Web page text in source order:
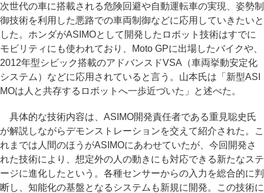
次世代の車に搭載される危険回避や自動運転車の実現、姿勢制
御技術を利用した悪路での車両制御などに応用していきたいと
した。ホンダがASIMOとして開発したロボット技術はすでに
モビリティにも使われており、Moto GPに出場したバイクや、
2012年型シビック搭載のアドバンスドVSA（車両挙動安定化
システム）などに応用されていると言う。山本氏は「新型ASI
MOは人と共存するロボットへ一歩近づいた」と述べた。
具体的な技術内容は、ASIMO開発責任者である重見聡史氏
が解説しながらデモンストレーションを交えて紹介された。こ
れまでは人間のほうがASIMOにあわせていたが、今回開発さ
れた技術により、想定外の人の動きにも対応できる新たなステ
ージに進化したという。各種センサーからの入力を総合的に判
断し、知能化の基盤となるシステムも新規に開発。この技術に